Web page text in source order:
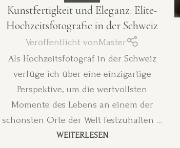
Kunstfertigkeit und Eleganz: Elite-
Hochzeitsfotografie in der Schweiz
Veröffentlicht vonMaster
Als Hochzeitsfotograf in der Schweiz
verfüge ich über eine einzigartige
Perspektive, um die wertvollsten
Momente des Lebens an einem der
schönsten Orte der Welt festzuhalten …
WEITERLESEN